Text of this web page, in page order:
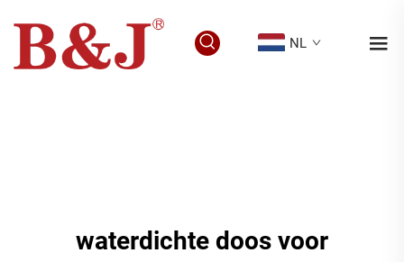
NL
waterdichte doos voor